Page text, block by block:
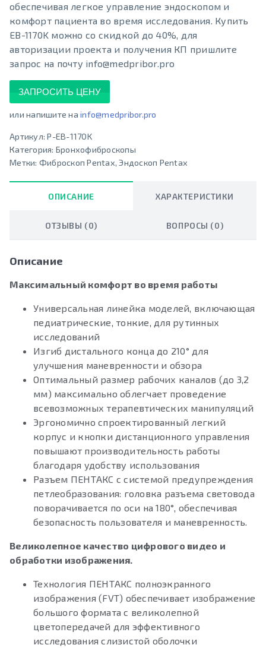
обеспечивая легкое управление эндоскопом и
комфорт пациента во время исследования. Купить
EB-1170K можно со скидкой до 40%, для
авторизации проекта и получения КП пришлите
запрос на почту info@medpribor.pro
ЗАПРОСИТЬ ЦЕНУ
или напишите на info@medpribor.pro
Артикул:P-EB-1170K
Категория: Бронхофиброскопы
Метки: Фиброскоп Pentax,Эндоскоп Pentax
ОПИСАНИЕ ХАРАКТЕРИСТИКИ
ОТЗЫВЫ (0) ВОПРОСЫ (0)
Описание
Максимальный комфорт во время работы
Универсальная линейка моделей, включающая
педиатрические, тонкие, для рутинных
исследований
Изгиб дистального конца до 210° для
улучшения маневренности и обзора
Оптимальный размер рабочих каналов (до 3,2
мм) максимально облегчает проведение
всевозможных терапевтических манипуляций
Эргономично спроектированный легкий
корпус и кнопки дистанционного управления
повышают производительность работы
благодаря удобству использования
Разъем ПЕНТАКС с системой предупреждения
петлеобразования: головка разъема световода
поворачивается по оси на 180°, обеспечивая
безопасность пользователя и маневренность.
Великолепное качество цифрового видео и
обработки изображения.
Технология ПЕНТАКС полноэкранного
изображения (FVT) обеспечивает изображение
большого формата с великолепной
цветопередачей для эффективного
исследования слизистой оболочки